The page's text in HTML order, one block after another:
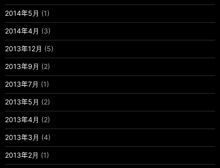
2014年5月 (1)
2014年4月 (3)
2013年12月 (5)
2013年9月 (2)
2013年7月 (1)
2013年5月 (2)
2013年4月 (2)
2013年3月 (4)
2013年2月 (1)